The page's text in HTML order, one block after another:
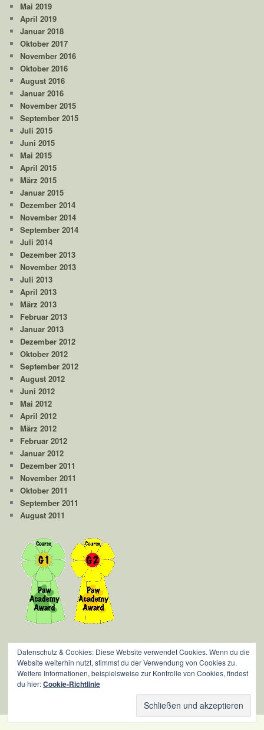
Mai 2019
April 2019
Januar 2018
Oktober 2017
November 2016
Oktober 2016
August 2016
Januar 2016
November 2015
September 2015
Juli 2015
Juni 2015
Mai 2015
April 2015
März 2015
Januar 2015
Dezember 2014
November 2014
September 2014
Juli 2014
Dezember 2013
November 2013
Juli 2013
April 2013
März 2013
Februar 2013
Januar 2013
Dezember 2012
Oktober 2012
September 2012
August 2012
Juni 2012
Mai 2012
April 2012
März 2012
Februar 2012
Januar 2012
Dezember 2011
November 2011
Oktober 2011
September 2011
August 2011
Impressum|Login| Based on Wordpress jinis magicats
Datenschutz & Cookies: Diese Website verwendet Cookies. Wenn du die
Website weiterhin nutzt, stimmst du der Verwendung von Cookies zu.
Weitere Informationen, beispielsweise zur Kontrolle von Cookies, findest
du hier:Cookie-Richtlinie